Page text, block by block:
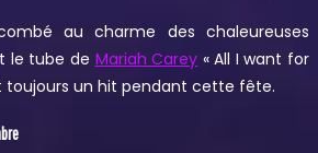
au charme des chaleureuses
le tube de Mariah Carey « All I want for
toujours un hit pendant cette fête.